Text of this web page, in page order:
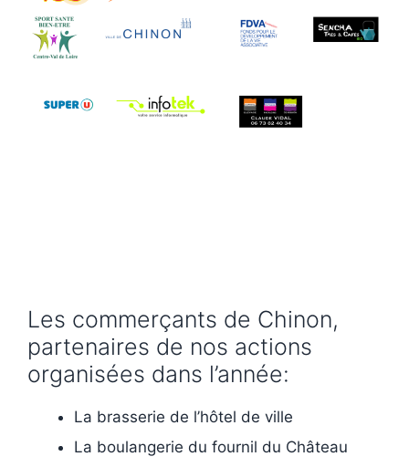
Les commerçants de Chinon,
partenaires de nos actions
organisées dans l’année:
La brasserie de l’hôtel de ville
La boulangerie du fournil du Château